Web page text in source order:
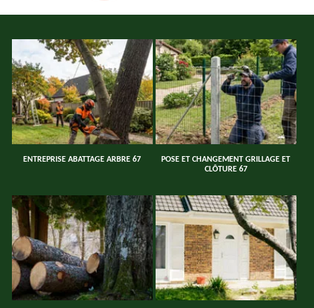
ENTREPRISE ABATTAGE ARBRE 67
POSE ET CHANGEMENT GRILLAGE ET
CLÔTURE 67